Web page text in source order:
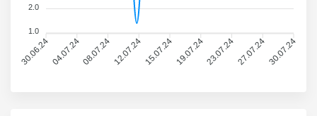
30.06.2404.07.2408.07.2412.07.2415.07.2419.07.2423.07.2427.07.2430.07.24
2.0
1.0